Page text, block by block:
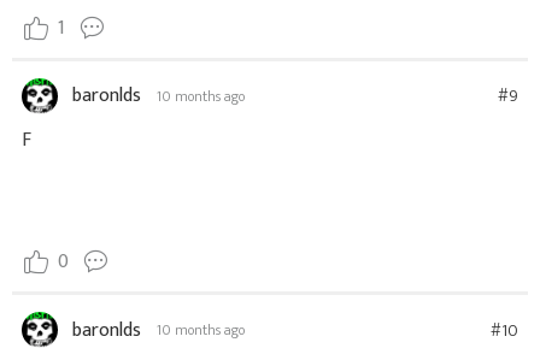
1
baronlds 10 months ago #9
F
0
baronlds 10 months ago #10